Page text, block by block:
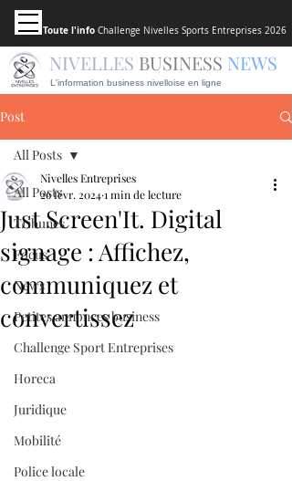
Toute l'info Challenge Nivelles Sports Entreprises 2026
L'information business nivelloise en ligne
NIVELLES BUSINESS NEWS
Post
All Posts
Tribunes
Focus
News
Petites annonces business
Challenge Sport Entreprises
Horeca
Juridique
Mobilité
Police locale
All Posts
Just Screen'It. Digital
signage : Affichez,
communiquez et
convertissez
Nivelles Entreprises
26 févr. 20241 min de lecture